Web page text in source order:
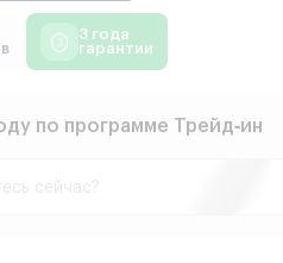
3 года
гарантии
по программе Трейд‑ин